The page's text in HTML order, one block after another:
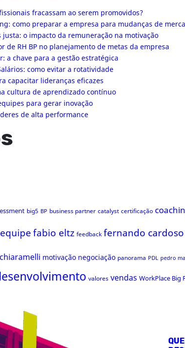
fracassam ao serem promovidos?
como preparar a empresa para mudanças de
o impacto da remuneração na motivação
de RH BP no planejamento de metas da empresa
a chave para a gestão estratégica
como evitar a rotatividade
capacitar lideranças eficazes
cultura de aprendizado contínuo
para gerar inovação
de alta performance
big5 BP business partner catalyst certificação
equipefabio eltz feedback fernando cardoso
motivação negociação panorama PDL pedro
valores vendas WorkPlace Big